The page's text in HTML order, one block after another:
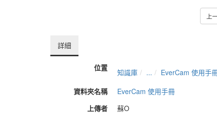
上
詳細
位置 知識庫 ...
EverCam 使用手
資料夾名稱
EverCam 使用手冊
上傳者
蘇O